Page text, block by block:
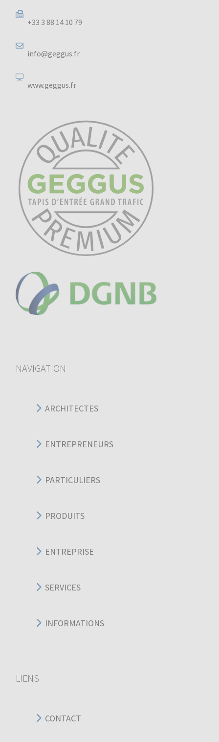
+33 3 88 14 10 79
info@geggus.fr
www.geggus.fr
NAVIGATION
ARCHITECTES
ENTREPRENEURS
PARTICULIERS
PRODUITS
ENTREPRISE
SERVICES
INFORMATIONS
LIENS
CONTACT